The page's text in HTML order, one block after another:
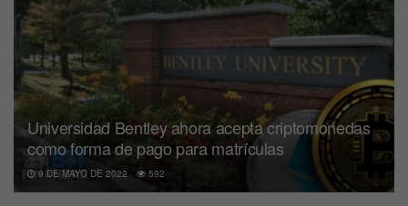
Universidad Bentley ahora acepta criptomonedas
como forma de pago para matrículas
9 DE MAYO DE 2022 592